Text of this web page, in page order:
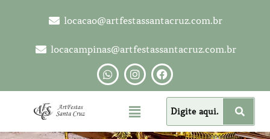
locacao@artfestassantacruz.com.br
locacampinas@artfestassantacruz.com.br